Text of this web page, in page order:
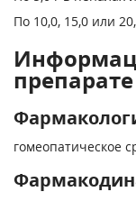
По 10,0, 15,0 или
гомеопатическое